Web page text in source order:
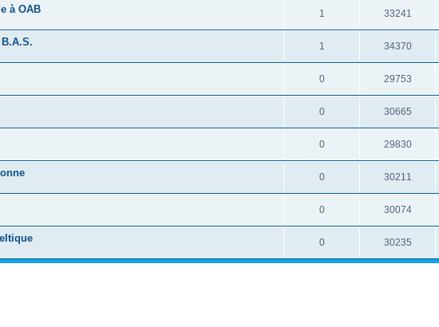
à OAB 1 33241
1 34370
0 29753
0 30665
0 29830
0 30211
0 30074
0 30235